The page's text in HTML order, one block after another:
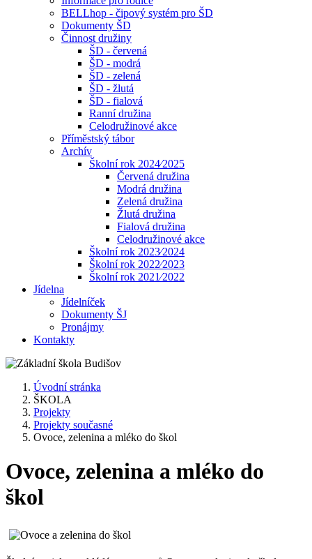
BELLhop - čipový systém pro ŠD
Dokumenty ŠD
Činnost družiny
ŠD - červená
ŠD - modrá
ŠD - zelená
ŠD - žlutá
ŠD - fialová
Ranní družina
Celodružinové akce
Příměstský tábor
Archív
Školní rok 2024⁄2025
Červená družina
Modrá družina
Zelená družina
Žlutá družina
Fialová družina
Celodružinové akce
Školní rok 2023⁄2024
Školní rok 2022⁄2023
Školní rok 2021⁄2022
Jídelna
Jídelníček
Dokumenty ŠJ
Pronájmy
Kontakty
Úvodní stránka
ŠKOLA
Projekty
Projekty současné
Ovoce, zelenina a mléko do škol
Ovoce, zelenina a mléko do
škol